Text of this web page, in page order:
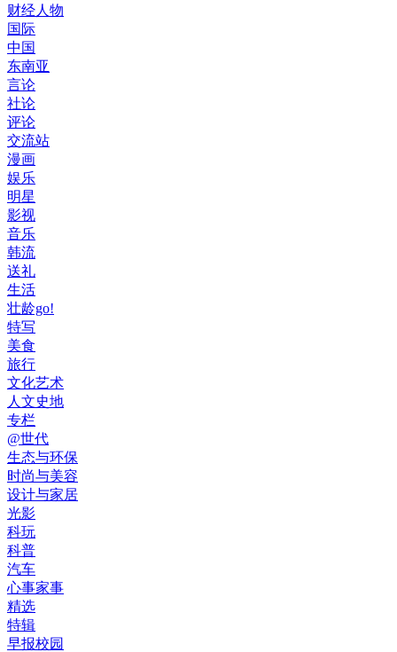
财经人物
国际
中国
东南亚
言论
社论
评论
交流站
漫画
娱乐
明星
影视
音乐
韩流
送礼
生活
壮龄go!
特写
美食
旅行
文化艺术
人文史地
专栏
@世代
生态与环保
时尚与美容
设计与家居
光影
科玩
科普
汽车
心事家事
精选
特辑
早报校园